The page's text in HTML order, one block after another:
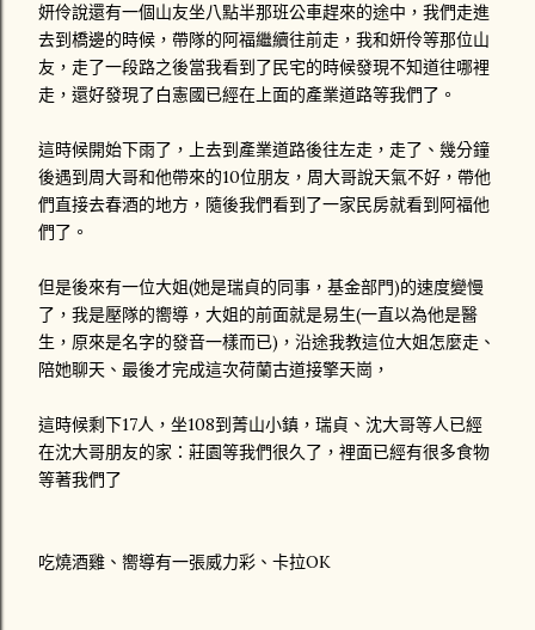
妍伶說還有一個山友坐八點半那班公車趕來的途中，我們走進
去到橋邊的時候，帶隊的阿福繼續往前走，我和妍伶等那位山
友，走了一段路之後當我看到了民宅的時候發現不知道往哪裡
走，還好發現了白憲國已經在上面的產業道路等我們了。
這時候開始下雨了，上去到產業道路後往左走，走了、幾分鐘
後遇到周大哥和他帶來的10位朋友，周大哥說天氣不好，帶他
們直接去春酒的地方，隨後我們看到了一家民房就看到阿福他
們了。
但是後來有一位大姐(她是瑞貞的同事，基金部門)的速度變慢
了，我是壓隊的嚮導，大姐的前面就是易生(一直以為他是醫
生，原來是名字的發音一樣而已)，沿途我教這位大姐怎麼走、
陪她聊天、最後才完成這次荷蘭古道接擎天崗，
這時候剩下17人，坐108到菁山小鎮，瑞貞、沈大哥等人已經
在沈大哥朋友的家：莊園等我們很久了，裡面已經有很多食物
等著我們了
吃燒酒雞、嚮導有一張威力彩、卡拉OK